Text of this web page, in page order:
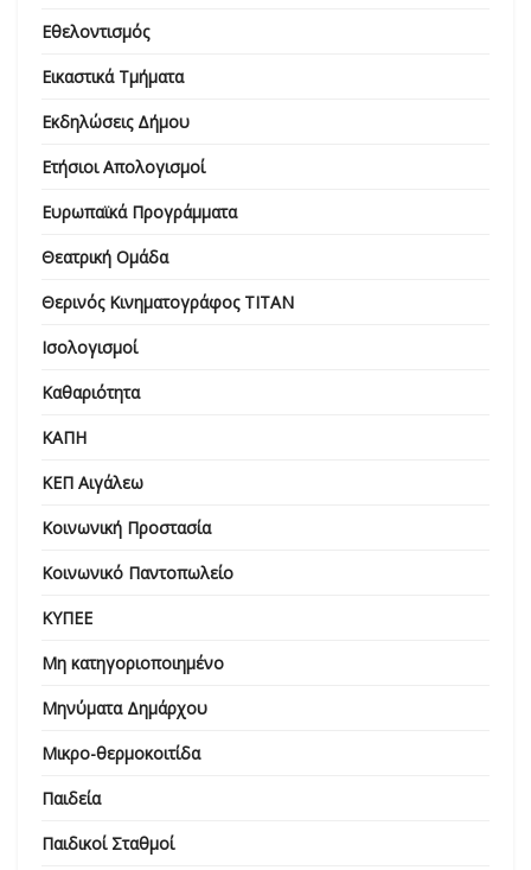
Εθελοντισμός
Εικαστικά Τμήματα
Εκδηλώσεις Δήμου
Ετήσιοι Απολογισμοί
Ευρωπαϊκά Προγράμματα
Θεατρική Ομάδα
Θερινός Κινηματογράφος ΤΙΤΑΝ
Ισολογισμοί
Καθαριότητα
ΚΑΠΗ
ΚΕΠ Αιγάλεω
Κοινωνική Προστασία
Κοινωνικό Παντοπωλείο
ΚΥΠΕΕ
Μη κατηγοριοποιημένο
Μηνύματα Δημάρχου
Μικρο-θερμοκοιτίδα
Παιδεία
Παιδικοί Σταθμοί